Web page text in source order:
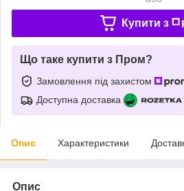
Купити з
Що таке купити з Пром?
Замовлення під захистом
Доступна доставка
Опис Характеристики
Опис